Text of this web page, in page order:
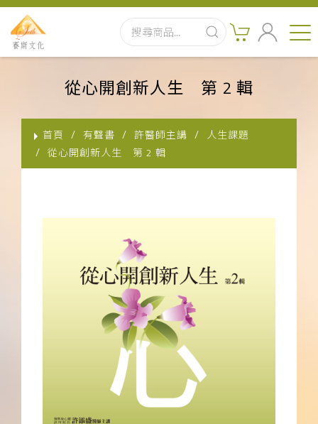
實體出版品
影音書
關於我們
聯絡客服
下載APP
從心開創新人生 第 2 輯
首頁 有聲書 許醫師主講
人生課題
從心開創新人生 第 2 輯